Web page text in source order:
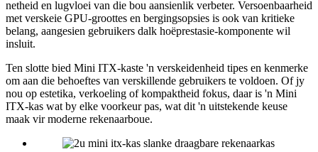
netheid en lugvloei van die bou aansienlik verbeter. Versoenbaarheid
met verskeie GPU-groottes en bergingsopsies is ook van kritieke
belang, aangesien gebruikers dalk hoëprestasie-komponente wil
insluit.
Ten slotte bied Mini ITX-kaste 'n verskeidenheid tipes en kenmerke
om aan die behoeftes van verskillende gebruikers te voldoen. Of jy
nou op estetika, verkoeling of kompaktheid fokus, daar is 'n Mini
ITX-kas wat by elke voorkeur pas, wat dit 'n uitstekende keuse
maak vir moderne rekenaarboue.